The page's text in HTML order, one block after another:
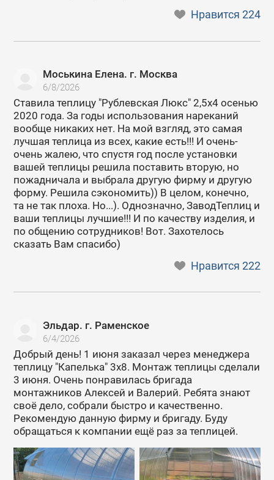
Нравится224
Моськина Елена. г. Москва
6/8/2026
Ставила теплицу "Рублевская Люкс" 2,5х4 осенью
2020 года. За годы использования нареканий
вообще никаких нет. На мой взгляд, это самая
лучшая теплица из всех, какие есть!!! И очень-
очень жалею, что спустя год после установки
вашей теплицы решила поставить вторую, но
пожадничала и выбрала другую фирму и другую
форму. Решила сэкономить)) В целом, конечно,
та не так плоха. Но...). Однозначно, ЗаводТеплиц и
ваши теплицы лучшие!!! И по качеству изделия, и
по общению сотрудников! Вот. Захотелось
сказать Вам спасибо)
Нравится222
Эльдар. г. Раменское
6/4/2026
Добрый день! 1 июня заказал через менеджера
теплицу "Капелька" 3х8. Монтаж теплицы сделали
3 июня. Очень понравилась бригада
монтажников Алексей и Валерий. Ребята знают
своё дело, собрали быстро и качественно.
Рекомендую данную фирму и бригаду. Буду
обращаться к компании ещё раз за теплицей.